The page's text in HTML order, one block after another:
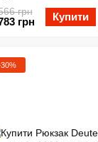
грн
грн Купити